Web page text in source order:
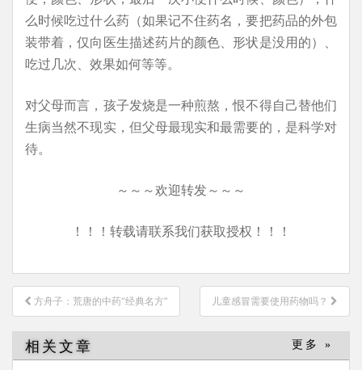
么时候吃过什么药（如果记不住药名，要把药品的外包
装带着，仅向医生描述药片的颜色、形状是没用的）、
吃过几次、效果如何等等。
对父母而言，孩子发烧是一种煎熬，恨不得自己替他们
生病当然不现实，但父母最现实和最需要的，是科学对
待。
～～～欢迎转发～～～
！！！转载请联系我们获取授权！！！
文
章
导
航
方舟子：荒唐的中药“经典名方” 儿童感冒需要使用药物吗？
相关文章 更多 »